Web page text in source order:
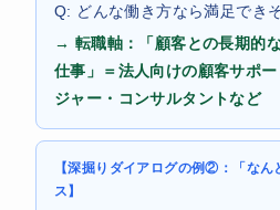
Q: どんな働き方なら満足でき
→ 転職軸：「顧客との長期的
仕事」＝法人向けの顧客サポ
ジャー・コンサルタントなど
【深掘りダイアログの例②：「なん
ス】